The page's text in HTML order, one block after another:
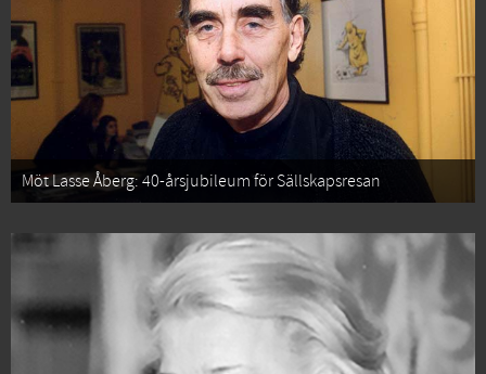
Möt Lasse Åberg: 40-årsjubileum för Sällskapsresan